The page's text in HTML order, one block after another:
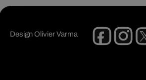
DesignOlivier Varma